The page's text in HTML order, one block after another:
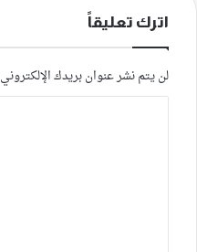
اترك تعليقاً
لن يتم نشر عنوان بريدك